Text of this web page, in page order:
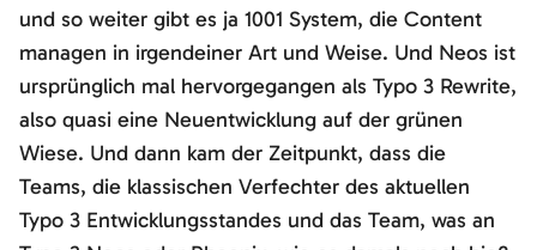
und so weiter gibt es ja 1001 System, die Content
managen in irgendeiner Art und Weise. Und Neos ist
ursprünglich mal hervorgegangen als Typo 3 Rewrite,
also quasi eine Neuentwicklung auf der grünen
Wiese. Und dann kam der Zeitpunkt, dass die
Teams, die klassischen Verfechter des aktuellen
Typo 3 Entwicklungsstandes und das Team, was an